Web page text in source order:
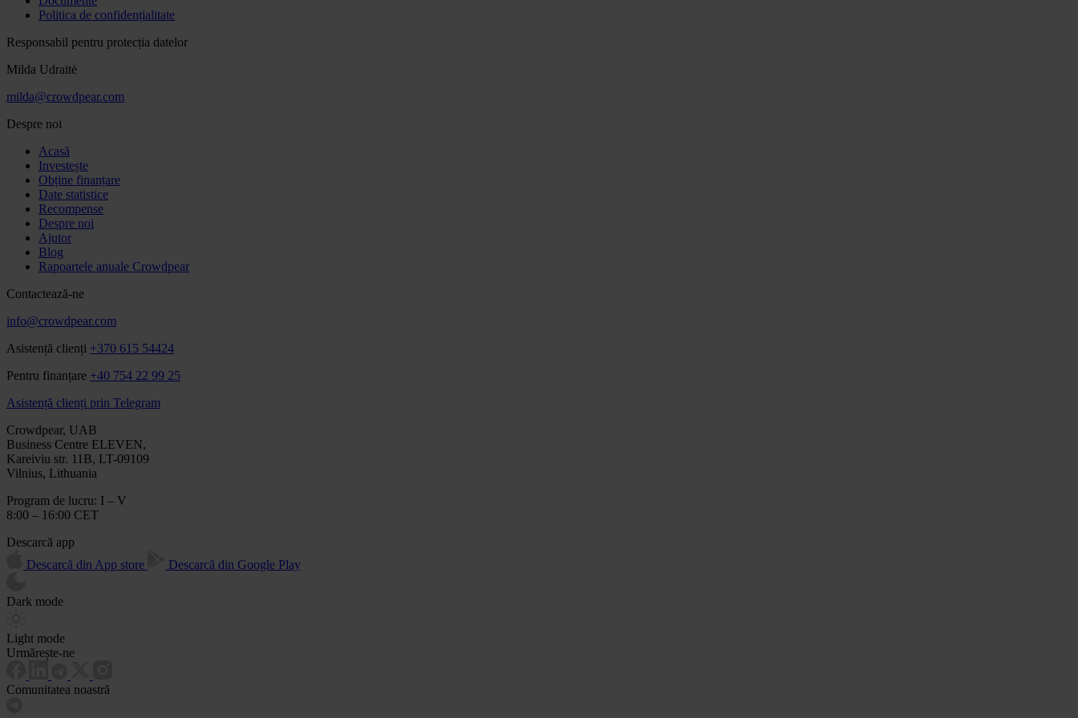
Politica de confidențialitate
Responsabil pentru protecția datelor
Milda Udraitė
milda@crowdpear.com
Despre noi
Acasă
Investește
Obține finanțare
Date statistice
Recompense
Despre noi
Ajutor
Blog
Rapoartele anuale Crowdpear
Contactează-ne
info@crowdpear.com
Asistență clienți +370 615 54424
Pentru finanțare +40 754 22 99 25
Asistență clienți prin Telegram
Crowdpear, UAB
Business Centre ELEVEN,
Kareiviu str. 11B, LT-09109
Vilnius, Lithuania
Program de lucru: I – V
8:00 – 16:00 CET
Descarcă app
Descarcă din App store
Descarcă din Google Play
Dark mode
Light mode
Urmărește-ne
Comunitatea noastră